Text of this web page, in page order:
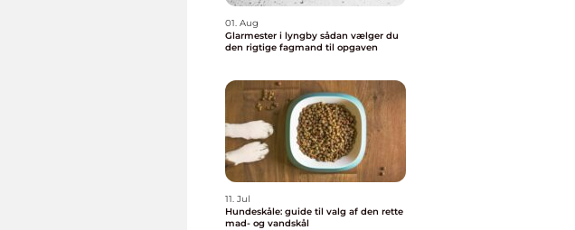
01. Aug
Glarmester i lyngby sådan vælger du
den rigtige fagmand til opgaven
11. Jul
Hundeskåle: guide til valg af den rette
mad- og vandskål